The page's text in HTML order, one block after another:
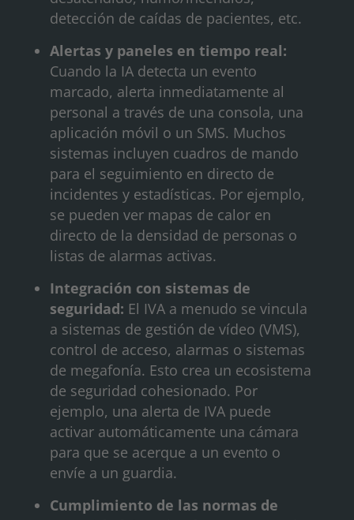
detección de caídas de pacientes, etc.
Alertas y paneles en tiempo real:
Cuando la IA detecta un evento
marcado, alerta inmediatamente al
personal a través de una consola, una
aplicación móvil o un SMS. Muchos
sistemas incluyen cuadros de mando
para el seguimiento en directo de
incidentes y estadísticas. Por ejemplo,
se pueden ver mapas de calor en
directo de la densidad de personas o
listas de alarmas activas.
Integración con sistemas de
seguridad: El IVA a menudo se vincula
a sistemas de gestión de vídeo (VMS),
control de acceso, alarmas o sistemas
de megafonía. Esto crea un ecosistema
de seguridad cohesionado. Por
ejemplo, una alerta de IVA puede
activar automáticamente una cámara
para que se acerque a un evento o
envíe a un guardia.
Cumplimiento de las normas de